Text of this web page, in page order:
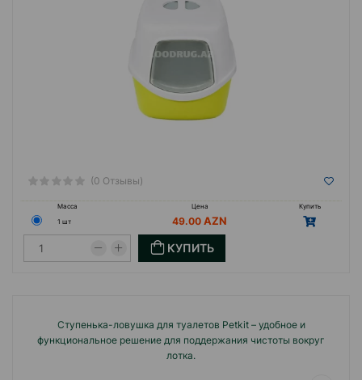
(0 Отзывы)
Масса Цена
Купить
1 шт
49.00
КУПИТЬ
Ступенька-ловушка для туалетов Petkit – удобное и
функциональное решение для поддержания чистоты вокруг
лотка.